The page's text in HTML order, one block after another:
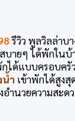
รีวิว พูลวิลล่าบ
ายๆ ได้พักในบ้
ด้แบบครอบครั
น้ำ เข้าพักได้สูง
ำนวยความสะด